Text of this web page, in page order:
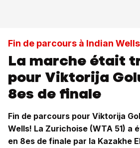
Fin de parcours à Indian Wells
La marche était
pour Viktorija
8es de finale
Fin de parcours pour Viktorija
Wells! La Zurichoise (WTA 51) a
en 8es de finale par la Kazakhe